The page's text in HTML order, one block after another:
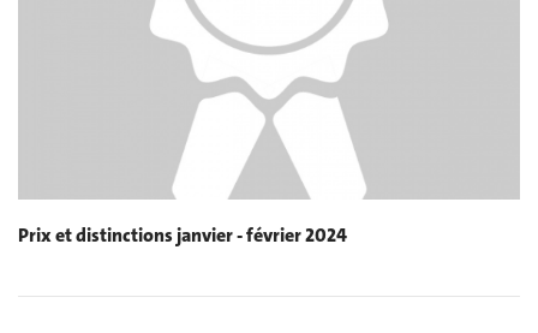
Prix et distinctions janvier - février 2024